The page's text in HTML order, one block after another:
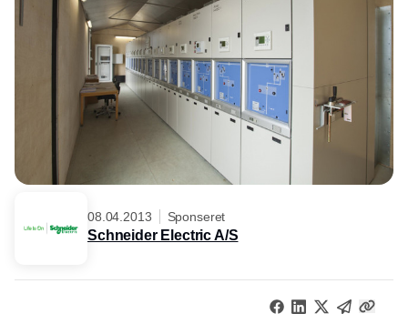
08.04.2013 Sponseret
Schneider Electric A/S